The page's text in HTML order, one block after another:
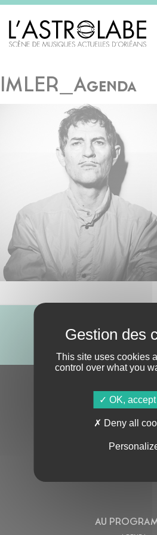
IMLER_Agenda
ABONNE-
S'ABONNER À LA
AU
This site uses cookies
control over what you
OK, accept
Deny all